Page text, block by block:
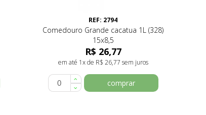
REF: 2794
Comedouro Grande cacatua 1L (328)
15x8,5
R$ 26,77
em até 1x de R$ 26,77 sem juros
comprar